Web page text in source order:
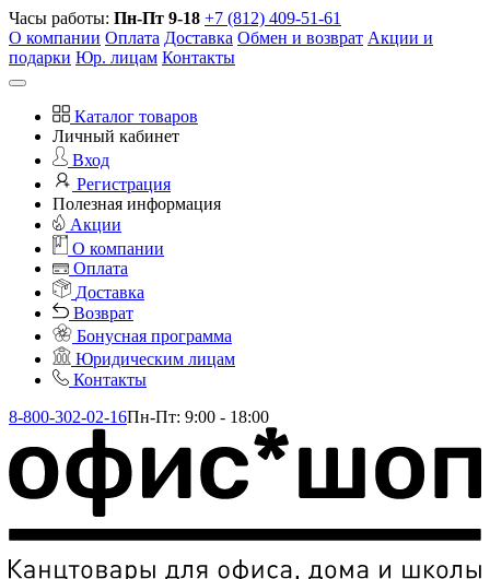
Часы работы: Пн-Пт 9-18 +7 (812) 409-51-61
О компании Оплата Доставка Обмен и возврат Акции и
подарки Юр. лицам Контакты
Каталог товаров
Личный кабинет
Вход
Регистрация
Полезная информация
Акции
О компании
Оплата
Доставка
Возврат
Бонусная программа
Юридическим лицам
Контакты
8-800-302-02-16Пн-Пт: 9:00 - 18:00